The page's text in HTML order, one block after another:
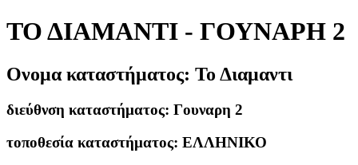
ΤΟ ΔΙΑΜΑΝΤΙ - ΓΟΥΝΑΡΗ 2
Ονομα καταστήματος: Το Διαμαντι
διεύθνση καταστήματος: Γουναρη 2
τοποθεσία καταστήματος: ΕΛΛΗΝΙΚΟ